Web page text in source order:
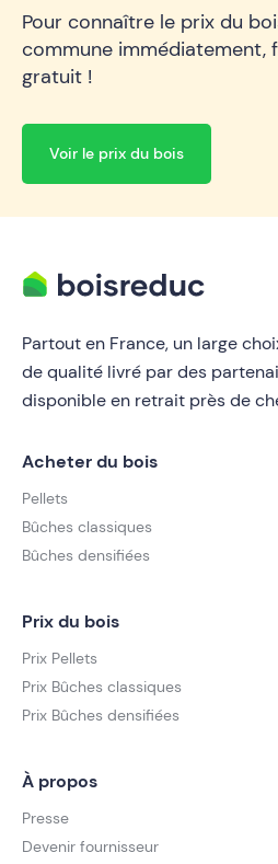
Pour connaître le prix du
commune immédiatement,
gratuit !
Voir le prix du bois
Partout en France, un large
de qualité livré par des
disponible en retrait près de
Acheter du bois
Pellets
Bûches classiques
Bûches densifiées
Prix du bois
Prix Pellets
Prix Bûches classiques
Prix Bûches densifiées
À propos
Presse
Devenir fournisseur